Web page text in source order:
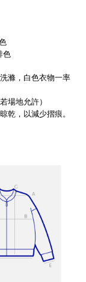
色
滌，白色衣物一率
場地允許）
乾，以減少摺痕。